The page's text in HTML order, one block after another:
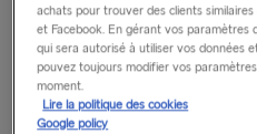
pas possible sur ces départs.
Heures d’ouverture
achats pour trouver des clients
et Facebook. En gérant vos paramètres
qui sera autorisé à utiliser vos données
pouvez toujours modifier vos
moment.
Lire la politique des cookies
Google policy